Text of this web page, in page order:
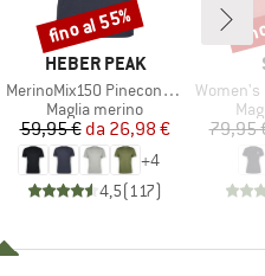
MARCHIO
HEBER PEAK
Articolo
MerinoMix150 PineconeHe. II T-Shirt
Gruppo di prodotti
Maglia merino
Prezzo
59,95 € Prezzo ridotto
da 26,98 €
+4
4,5(117)
Sconto
fino al 55%
Articolo
Women's Merino155
79,95